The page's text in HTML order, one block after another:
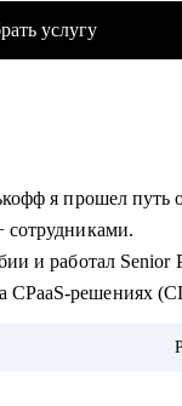
услугу
я прошел путь
сотрудниками.
и работал Senior
CPaaS-решениях
(мои менти